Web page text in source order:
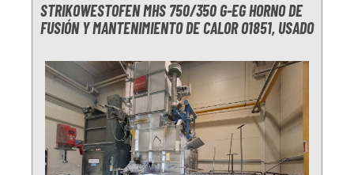
STRIKOWESTOFEN MHS 750/350 G-EG HORNO DE
FUSIÓN Y MANTENIMIENTO DE CALOR O1851, USADO